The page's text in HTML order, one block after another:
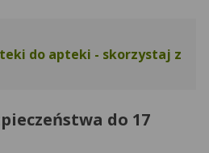
do apteki - skorzystaj z
do 17